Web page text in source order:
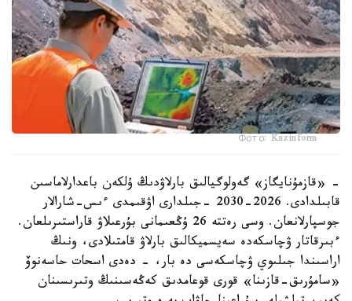
Фото: Kazinform
- «قازمۇنايگاز» گەولوگيالىق بارلاۋدىڭ ۇلكەن باعدارلاماسىن
قابىلدادى. 2026-2030 -جىلدارى اۋقىمدى ءىس-شارالار
جوسپارلانعان. وسى رەتتە 26 ۇڭعىمانى بۇرعىلاۋ قاراستىرىلعان.
ءبىرقاتار ۋچاسكەدە سەيسميكالىق بارلاۋ قامتىلادى، ونىڭ
اراسىندا جىلىوي ۋچاسكەسى دە بار، - دەدى اسحات حاسەنوۆ
«سامۇرىق-قازىنا» قورى قوعامدىق كەڭەسىنىڭ وتىرىسىنان